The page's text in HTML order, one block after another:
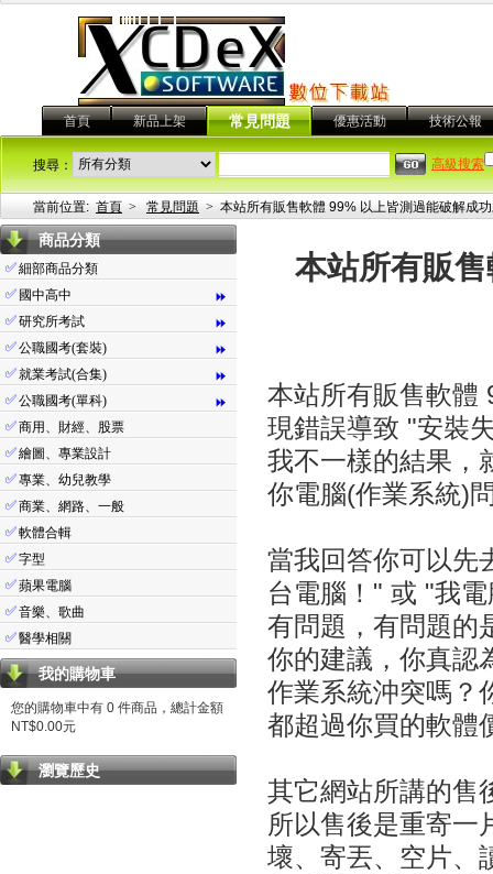
首頁 新品上架 常見問題 優惠活動 技術公報
搜尋： 高級搜索
當前位置: 首頁 > 常見問題 > 本站所有販售軟體 99% 以上皆測過能破解成
商品分類
✅細部商品分類
⏩
✅ 國中高中
⏩
✅研究所考試
⏩
✅公職國考(套裝)
⏩
✅就業考試(合集)
⏩
✅公職國考(單科)
✅商用、財經、股票
✅繪圖、專業設計
✅專業、幼兒教學
✅商業、網路、一般
✅軟體合輯
✅字型
✅蘋果電腦
✅音樂、歌曲
✅醫學相關
我的購物車
您的購物車中有 0 件商品，總計金額
NT$0.00元
瀏覽歷史
本站所有販
本站所有販售軟體
現錯誤導致 "安裝
我不一樣的結果，
你電腦(作業系統)
當我回答你可以先
台電腦！" 或 "我
有問題，有問題的
你的建議，你真認
作業系統沖突嗎？
都超過你買的軟體
其它網站所講的售
所以售後是重寄一
壞、寄丟、空片、